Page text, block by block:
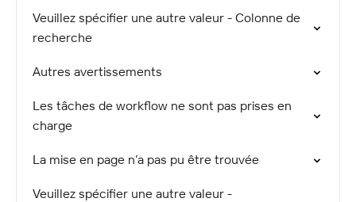
Veuillez spécifier une autre valeur - Colonne de
recherche
Autres avertissements
Les tâches de workflow ne sont pas prises en
charge
La mise en page n’a pas pu être trouvée
Veuillez spécifier une autre valeur -